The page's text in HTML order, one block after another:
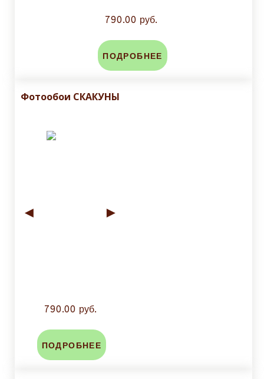
790.00 руб.
ПОДРОБНЕЕ
Фотообои СКАКУНЫ
◄ ►
790.00 руб.
ПОДРОБНЕЕ